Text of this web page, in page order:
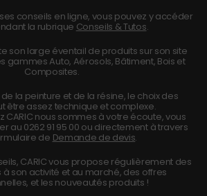
conseils en ligne, vous pouvez y accéder
la rubrique Conseils & Tutos.
son large éventail de produits sur son site
gammes Auto, Aérosols, Bâtiment, Bois et
Composites.
la peinture et de la résine, le choix des
être assez technique et complexe.
CARIC nous sommes à votre écoute, vous
au 0262 91 95 00 ou directement à travers
de Demande de devis.
CARIC vous propose régulièrement des
son activité et au marché, des offres
et les nouveautés produits !